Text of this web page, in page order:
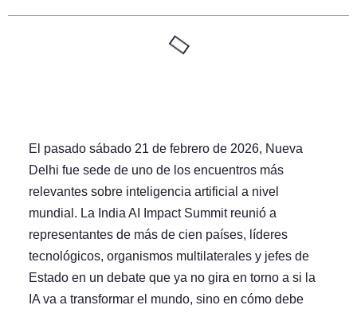
El pasado sábado 21 de febrero de 2026, Nueva
Delhi fue sede de uno de los encuentros más
relevantes sobre inteligencia artificial a nivel
mundial. La India AI Impact Summit reunió a
representantes de más de cien países, líderes
tecnológicos, organismos multilaterales y jefes de
Estado en un debate que ya no gira en torno a si la
IA va a transformar el mundo, sino en cómo debe